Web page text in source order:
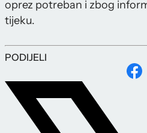
oprez potreban i zbog
tijeku.
PODIJELI